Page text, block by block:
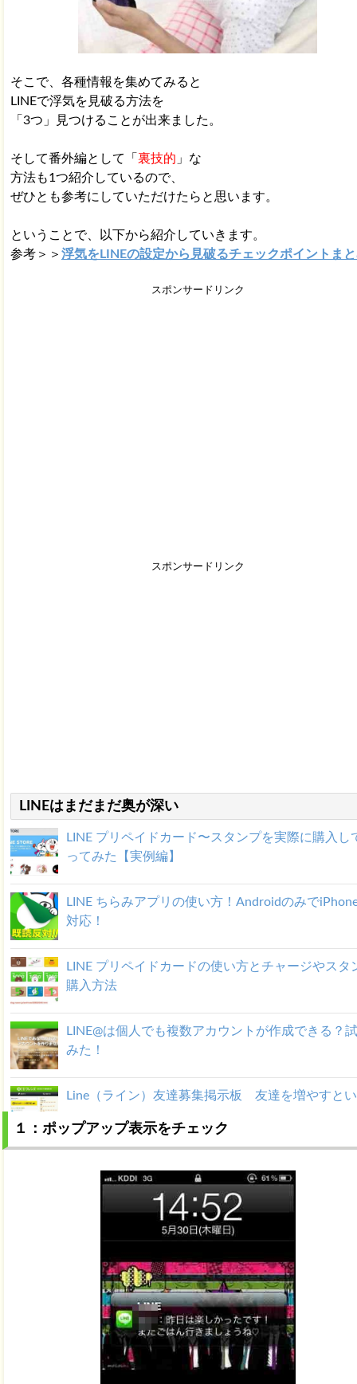
そこで、各種情報を集めてみると
LINEで浮気を見破る方法を
「3つ」見つけることが出来ました。
そして番外編として「 裏技的 」な
方法も1つ紹介しているので、
ぜひとも参考にしていただけたらと思います。
ということで、以下から紹介していきます。
参考＞＞ 浮気をLINEの設定から見破るチェックポイントま
スポンサードリンク
スポンサードリンク
LINEはまだまだ奥が深い
LINE プリペイドカード〜スタンプを実際に購入し
ってみた【実例編】
LINE ちらみアプリの使い方！Androidのみで
対応！
LINE プリペイドカードの使い方とチャージやスタ
購入方法
LINE@は個人でも複数アカウントが作成できる？
みた！
Line（ライン）友達募集掲示板 友達を増やすと
１：ポップアップ表示をチェック